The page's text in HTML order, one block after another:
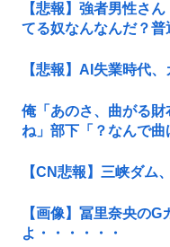
【悲報】強者男性さ
てる奴なんなんだ？普
【悲報】AI失業時代
俺「あのさ、曲がる
ね」部下「？なんで
【CN悲報】三峡ダム
【画像】冨里奈央の
よ・・・・・・